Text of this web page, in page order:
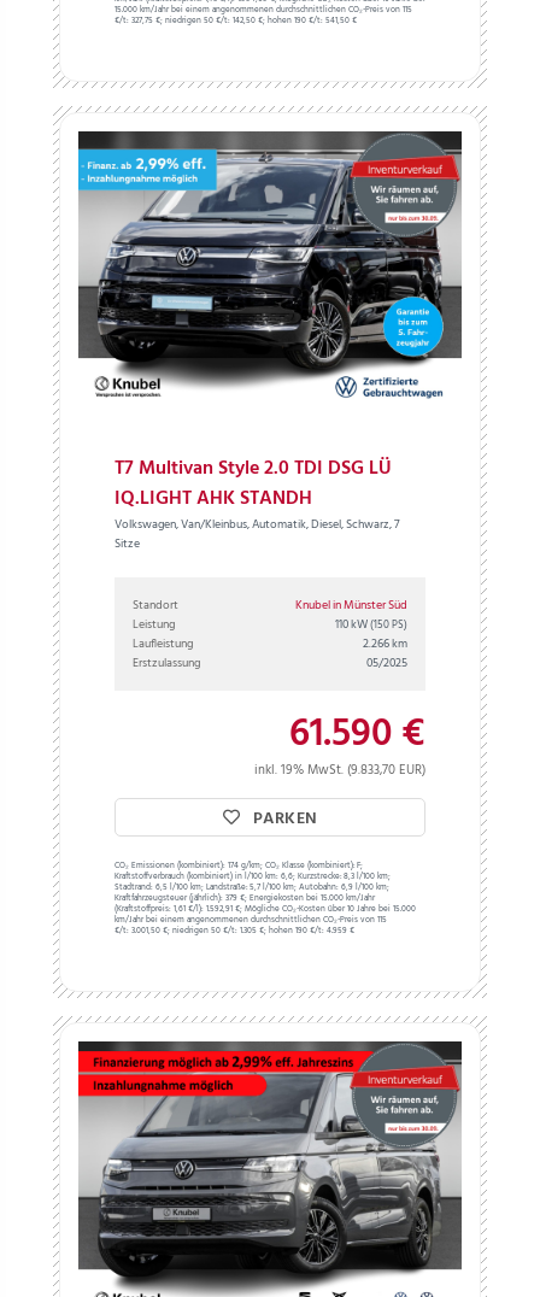
15.000 km/Jahr bei einem angenommenen durchschnittlichen CO₂-Preis von 115
€/t: 327,75 €; niedrigen 50 €/t: 142,50 €; hohen 190 €/t: 541,50 €
T7 Multivan Style 2.0 TDI DSG LÜ
IQ.LIGHT AHK STANDH
Volkswagen, Van/Kleinbus, Automatik, Diesel, Schwarz, 7
Sitze
Standort
Knubel in Münster Süd
Leistung
110 kW(150 PS)
Laufleistung
2.266 km
Erstzulassung
05/2025
61.590 €
inkl. 19% MwSt. (9.833,70 EUR)
PARKEN
CO₂ Emissionen (kombiniert): 174 g/km;CO₂ Klasse (kombiniert): F;
Kraftstoffverbrauch (kombiniert) in l/100 km: 6,6;Kurzstrecke: 8,3 l/100 km;
Stadtrand: 6,5 l/100 km;Landstraße: 5,7 l/100 km;Autobahn: 6,9 l/100 km;
Kraftfahrzeugsteuer (jährlich): 379 €;Energiekosten bei 15.000 km/Jahr
(Kraftstoffpreis: 1,61€/l): 1.592,91 €;Mögliche CO₂-Kosten über 10 Jahre bei 15.000
km/Jahr bei einem angenommenen durchschnittlichen CO₂-Preis von 115
€/t: 3.001,50 €; niedrigen 50 €/t: 1.305 €; hohen 190 €/t: 4.959 €